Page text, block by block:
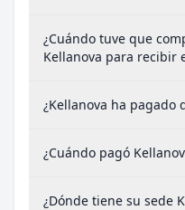
¿Cuándo tuve que
Kellanova para recibir
¿Kellanova ha pagado
¿Cuándo pagó
¿Dónde tiene su sede